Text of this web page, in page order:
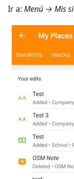
Ir a: Menú → Mis